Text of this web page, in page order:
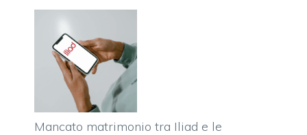
Mancato matrimonio tra Iliad e le